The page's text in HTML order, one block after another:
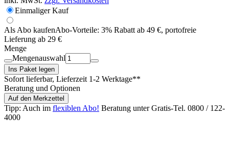
Einmaliger Kauf
Als Abo kaufenAbo-Vorteile: 3% Rabatt ab 49 €, portofreie
Lieferung ab 29 €
Menge
Mengenauswahl
Ins Paket legen
Sofort lieferbar, Lieferzeit 1-2 Werktage**
Beratung und Optionen
Auf den Merkzettel
Tipp: Auch im flexiblen Abo! Beratung unter Gratis-Tel. 0800 / 122-
4000